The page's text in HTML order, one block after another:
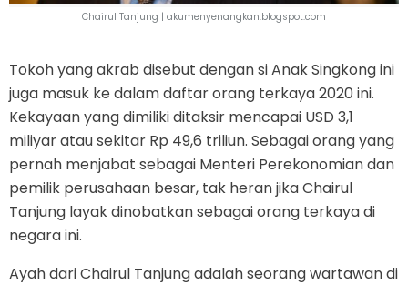
Chairul Tanjung | akumenyenangkan.blogspot.com
Tokoh yang akrab disebut dengan si Anak Singkong ini
juga masuk ke dalam daftar orang terkaya 2020 ini.
Kekayaan yang dimiliki ditaksir mencapai USD 3,1
miliyar atau sekitar Rp 49,6 triliun. Sebagai orang yang
pernah menjabat sebagai Menteri Perekonomian dan
pemilik perusahaan besar, tak heran jika Chairul
Tanjung layak dinobatkan sebagai orang terkaya di
negara ini.
Ayah dari Chairul Tanjung adalah seorang wartawan di